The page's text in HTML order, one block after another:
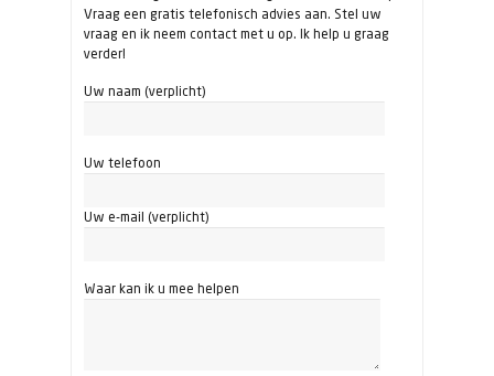
Vraag een gratis telefonisch advies aan. Stel uw
vraag en ik neem contact met u op. Ik help u graag
verder!
Uw naam (verplicht)
Uw telefoon
Uw e-mail (verplicht)
Waar kan ik u mee helpen